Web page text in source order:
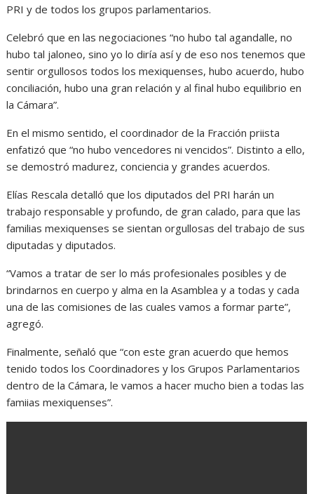
PRI y de todos los grupos parlamentarios.
Celebró que en las negociaciones “no hubo tal agandalle, no
hubo tal jaloneo, sino yo lo diría así y de eso nos tenemos que
sentir orgullosos todos los mexiquenses, hubo acuerdo, hubo
conciliación, hubo una gran relación y al final hubo equilibrio en
la Cámara”.
En el mismo sentido, el coordinador de la Fracción priista
enfatizó que “no hubo vencedores ni vencidos”. Distinto a ello,
se demostró madurez, conciencia y grandes acuerdos.
Elías Rescala detalló que los diputados del PRI harán un
trabajo responsable y profundo, de gran calado, para que las
familias mexiquenses se sientan orgullosas del trabajo de sus
diputadas y diputados.
“Vamos a tratar de ser lo más profesionales posibles y de
brindarnos en cuerpo y alma en la Asamblea y a todas y cada
una de las comisiones de las cuales vamos a formar parte”,
agregó.
Finalmente, señaló que “con este gran acuerdo que hemos
tenido todos los Coordinadores y los Grupos Parlamentarios
dentro de la Cámara, le vamos a hacer mucho bien a todas las
famiias mexiquenses”.